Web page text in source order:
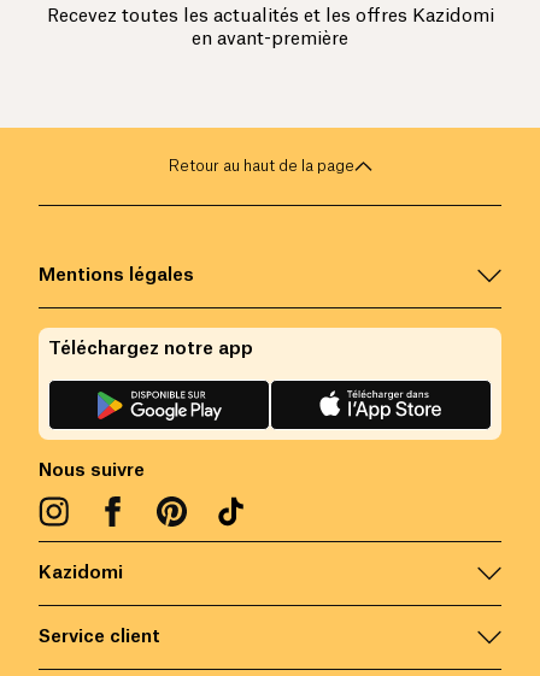
Recevez toutes les actualités et les offres Kazidomi
en avant-première
Retour au haut de la page
Kazidomi
Service client
Mentions légales
Nous suivre
Téléchargez notre app